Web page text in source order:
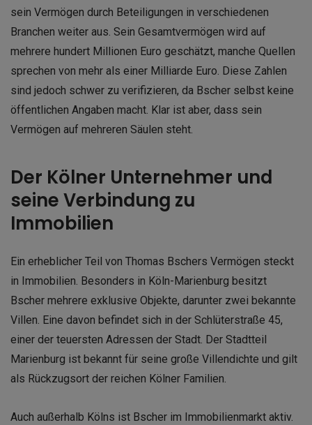
sein Vermögen durch Beteiligungen in verschiedenen
Branchen weiter aus. Sein Gesamtvermögen wird auf
mehrere hundert Millionen Euro geschätzt, manche Quellen
sprechen von mehr als einer Milliarde Euro. Diese Zahlen
sind jedoch schwer zu verifizieren, da Bscher selbst keine
öffentlichen Angaben macht. Klar ist aber, dass sein
Vermögen auf mehreren Säulen steht.
Der Kölner Unternehmer und
seine Verbindung zu
Immobilien
Ein erheblicher Teil von Thomas Bschers Vermögen steckt
in Immobilien. Besonders in Köln-Marienburg besitzt
Bscher mehrere exklusive Objekte, darunter zwei bekannte
Villen. Eine davon befindet sich in der Schlüterstraße 45,
einer der teuersten Adressen der Stadt. Der Stadtteil
Marienburg ist bekannt für seine große Villendichte und gilt
als Rückzugsort der reichen Kölner Familien.
Auch außerhalb Kölns ist Bscher im Immobilienmarkt aktiv.